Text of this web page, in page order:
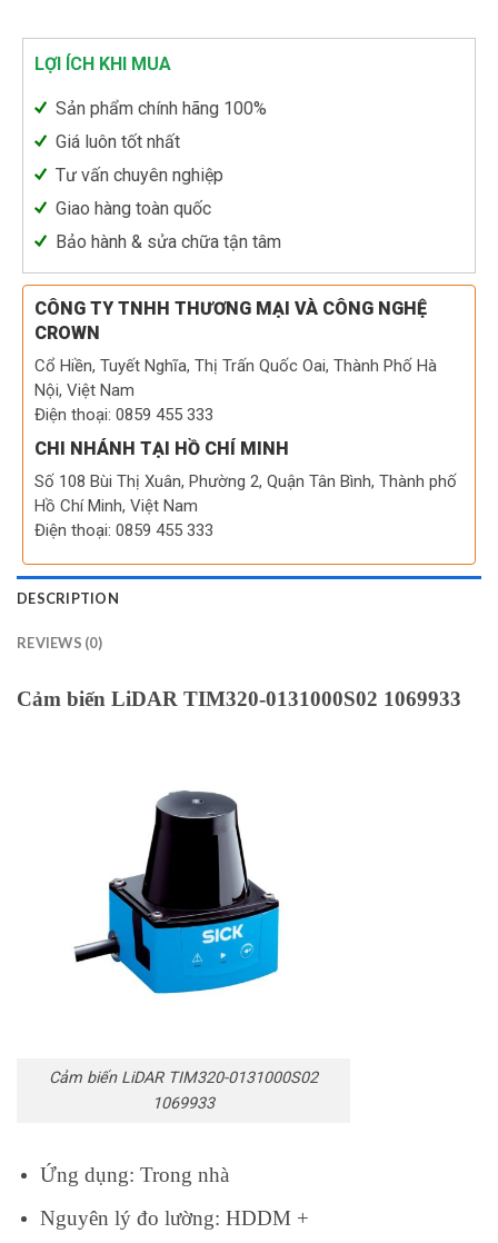
LỢI ÍCH KHI MUA
Sản phẩm chính hãng 100%
Giá luôn tốt nhất
Tư vấn chuyên nghiệp
Giao hàng toàn quốc
Bảo hành & sửa chữa tận tâm
CÔNG TY TNHH THƯƠNG MẠI VÀ CÔNG NGHỆ
CROWN
Cổ Hiền, Tuyết Nghĩa, Thị Trấn Quốc Oai, Thành Phố Hà
Nội, Việt Nam
Điện thoại: 0859 455 333
CHI NHÁNH TẠI HỒ CHÍ MINH
Số 108 Bùi Thị Xuân, Phường 2, Quận Tân Bình, Thành phố
Hồ Chí Minh, Việt Nam
Điện thoại: 0859 455 333
DESCRIPTION
REVIEWS (0)
Cảm biến LiDAR TIM320-0131000S02 1069933
Cảm biến LiDAR TIM320-0131000S02
1069933
Ứng dụng: Trong nhà
Nguyên lý đo lường: HDDM +